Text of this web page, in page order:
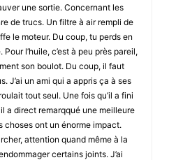
une sortie. Concernant les
de trucs. Un filtre à air rempli de
le moteur. Du coup, tu perds en
l’huile, c’est à peu près pareil,
son boulot. Du coup, il faut
J’ai un ami qui a appris ça à ses
tout seul. Une fois qu’il a fini
a direct remarqqué une meilleure
choses ont un énorme impact.
attention quand même à la
certains joints. J’ai